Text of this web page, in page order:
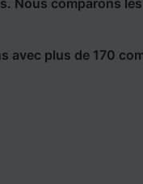
Nous comparons
avec plus de 170